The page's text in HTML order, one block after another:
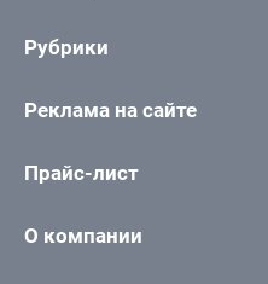
Рубрики
Реклама на сайте
Прайс-лист
О компании